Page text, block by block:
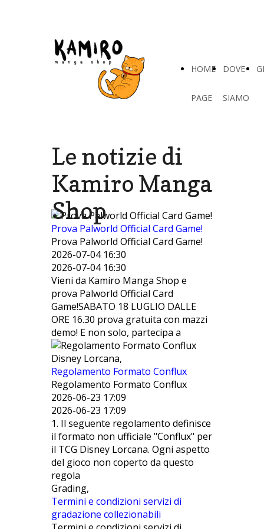
HOME
PAGE
DOVE
SIAMO
Le notizie di
Kamiro Manga
Shop
Prova Palworld Official Card Game!
Prova Palworld Official Card Game!
2026-07-04 16:30
2026-07-04 16:30
Vieni da Kamiro Manga Shop e
prova Palworld Official Card
Game!SABATO 18 LUGLIO DALLE
ORE 16.30 prova gratuita con mazzi
demo! E non solo, partecipa a
Disney Lorcana,
Regolamento Formato Conflux
Regolamento Formato Conflux
2026-06-23 17:09
2026-06-23 17:09
1. Il seguente regolamento definisce
il formato non ufficiale "Conflux" per
il TCG Disney Lorcana. Ogni aspetto
del gioco non coperto da questo
regola
Grading,
Termini e condizioni servizi di
gradazione collezionabili